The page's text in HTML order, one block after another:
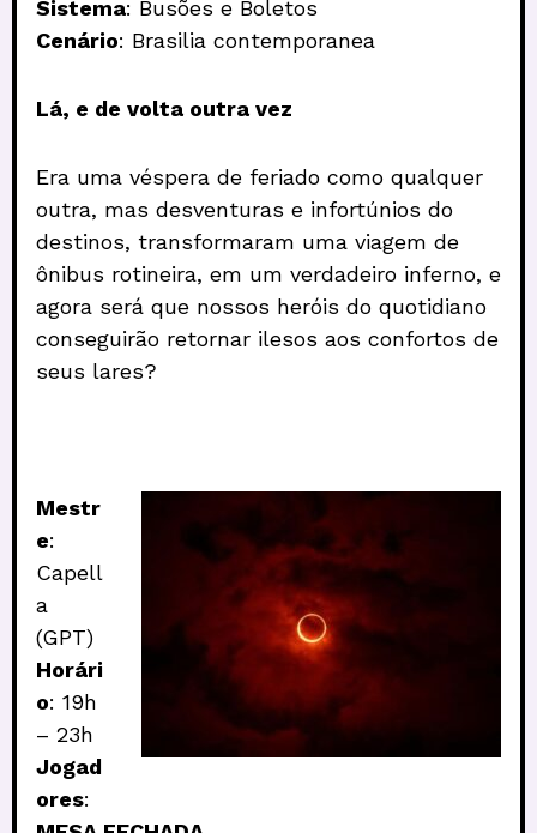
Sistema: Busões e Boletos
Cenário: Brasilia contemporanea
Lá, e de volta outra vez
Era uma véspera de feriado como qualquer
outra, mas desventuras e infortúnios do
destinos, transformaram uma viagem de
ônibus rotineira, em um verdadeiro inferno, e
agora será que nossos heróis do quotidiano
conseguirão retornar ilesos aos confortos de
seus lares?
Mestr
e:
Capell
a
(GPT)
Horári
o: 19h
– 23h
Jogad
ores: